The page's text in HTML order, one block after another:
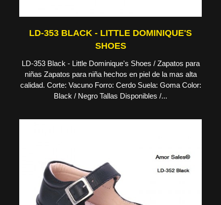
LD-353 BLACK - LITTLE DOMINIQUE'S
SHOES
LD-353 Black - Little Dominique's Shoes / Zapatos para
niñas Zapatos para niña hechos en piel de la mas alta
calidad. Corte: Vacuno Forro: Cerdo Suela: Goma Color:
Black / Negro Tallas Disponibles /...